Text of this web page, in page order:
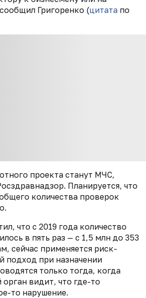
Григоренко (цитата по
проекта станут МЧС,
Планируется, что
количества проверок
что с 2019 года количество
в пять раз — с 1,5 млн до 353
сейчас применяется риск-
подход при назначении
только тогда, когда
видит, что где-то
то нарушение.